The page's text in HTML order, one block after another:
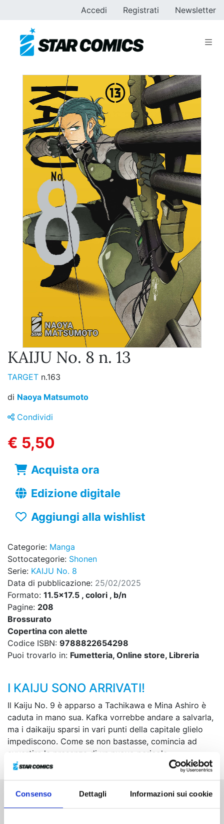
Consenso Dettagli Informazioni sui cookie
Accedi Registrati Newsletter
KAIJU No. 8 n. 13
TARGET n.163
di Naoya Matsumoto
Condividi
€ 5,50
Acquista ora
Edizione digitale
Aggiungi alla wishlist
Categorie: Manga
Sottocategorie: Shonen
Serie: KAIJU No. 8
Data di pubblicazione: 25/02/2025
Formato: 11.5x17.5 , colori , b/n
Pagine: 208
Brossurato
Copertina con alette
Codice ISBN: 9788822654298
Puoi trovarlo in: Fumetteria, Online store, Libreria
I KAIJU SONO ARRIVATI!
Il Kaiju No. 9 è apparso a Tachikawa e Mina Ashiro è
caduta in mano sua. Kafka vorrebbe andare a salvarla,
ma i daikaiju sparsi in vari punti della capitale glielo
impediscono. Come se non bastasse, comincia ad
avvertire la presenza di un nuovo pericolo...
Altri volumi della serie